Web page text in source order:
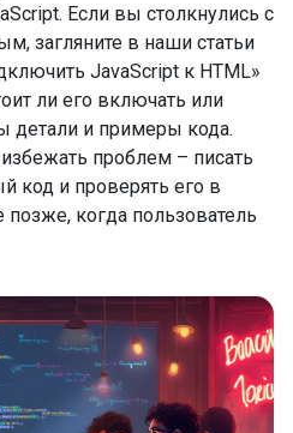
Если вы столкнулись с
загляните в наши статьи
JavaScript к HTML»
ли его включать или
детали и примеры кода.
проблем – писать
код и проверять его в
позже, когда пользователь